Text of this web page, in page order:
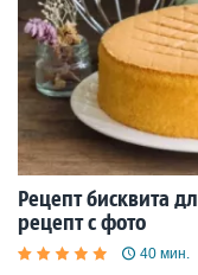
Рецепт бисквита
рецепт с фото
40 мин.